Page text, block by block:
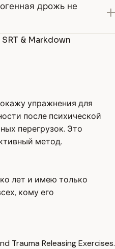
дрожь не
& Markdown
упражнения для
после психической
перегрузок. Это
метод.
лет и имею только
кому его
Trauma Releasing Exercises.